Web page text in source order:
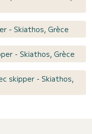
- Skiathos, Grèce
- Skiathos, Grèce
skipper - Skiathos,